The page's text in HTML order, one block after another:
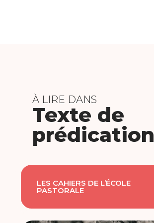
À LIRE DANS
Texte de
prédication
LES CAHIERS DE L’ÉCOLE
PASTORALE